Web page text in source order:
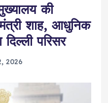
की
शाह, आधुनिक
परिसर
2026